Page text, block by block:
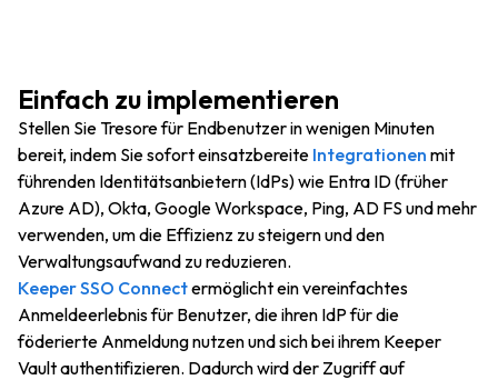
Einfach zu implementieren
Stellen Sie Tresore für Endbenutzer in wenigen Minuten
bereit, indem Sie sofort einsatzbereite Integrationen mit
führenden Identitätsanbietern (IdPs) wie Entra ID (früher
Azure AD), Okta, Google Workspace, Ping, AD FS und mehr
verwenden, um die Effizienz zu steigern und den
Verwaltungsaufwand zu reduzieren.
Keeper SSO Connectermöglicht ein vereinfachtes
Anmeldeerlebnis für Benutzer, die ihren IdP für die
föderierte Anmeldung nutzen und sich bei ihrem Keeper
Vault authentifizieren. Dadurch wird der Zugriff auf